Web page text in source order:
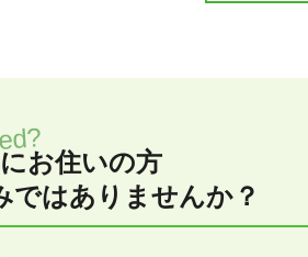
お住いの方
ではありませんか？